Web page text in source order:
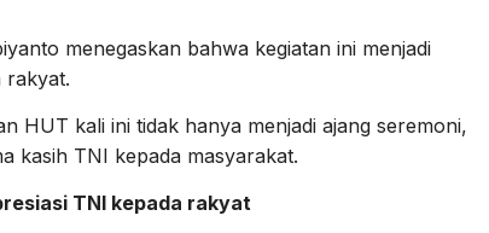
menegaskan bahwa kegiatan ini menjadi
rakyat.
HUT kali ini tidak hanya menjadi ajang seremoni,
kasih TNI kepada masyarakat.
TNI kepada rakyat